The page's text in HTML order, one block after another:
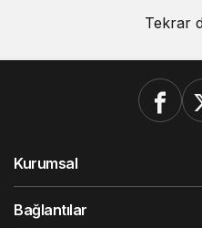
Tekrar
Kurumsal
Bağlantılar